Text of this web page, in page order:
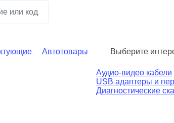
Автотовары Выберите
Аудио-видео кабели
USB адаптеры и
Диагностические